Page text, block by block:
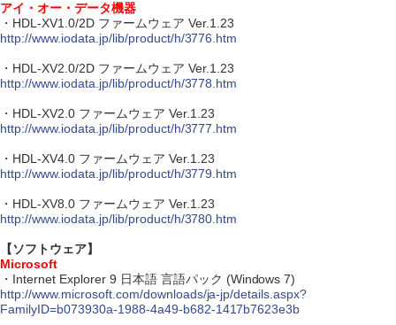
アイ・オー・データ機器
・HDL-XV1.0/2D ファームウェア Ver.1.23
http://www.iodata.jp/lib/product/h/3776.htm
・HDL-XV2.0/2D ファームウェア Ver.1.23
http://www.iodata.jp/lib/product/h/3778.htm
・HDL-XV2.0 ファームウェア Ver.1.23
http://www.iodata.jp/lib/product/h/3777.htm
・HDL-XV4.0 ファームウェア Ver.1.23
http://www.iodata.jp/lib/product/h/3779.htm
・HDL-XV8.0 ファームウェア Ver.1.23
http://www.iodata.jp/lib/product/h/3780.htm
【ソフトウェア】
Microsoft
・Internet Explorer 9 日本語 言語パック (Windows 7)
http://www.microsoft.com/downloads/ja-jp/details.aspx?
FamilyID=b073930a-1988-4a49-b682-1417b7623e3b